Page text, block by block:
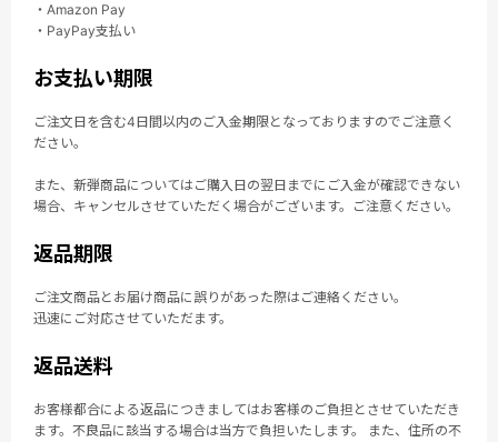
・Amazon Pay
・PayPay支払い
お支払い期限
ご注文日を含む4日間以内のご入金期限となっておりますのでご注意く
ださい。
また、新弾商品についてはご購入日の翌日までにご入金が確認できない
場合、キャンセルさせていただく場合がございます。ご注意ください。
返品期限
ご注文商品とお届け商品に誤りがあった際はご連絡ください。
迅速にご対応させていただます。
返品送料
お客様都合による返品につきましてはお客様のご負担とさせていただき
ます。不良品に該当する場合は当方で負担いたします。 また、住所の不